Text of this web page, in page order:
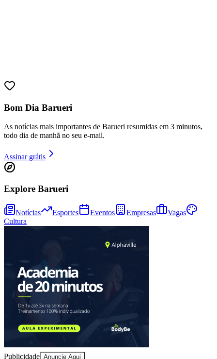
Bom Dia Barueri
As notícias mais importantes de Barueri resumidas em 3 minutos,
todo dia de manhã no seu e-mail.
Assinar grátis
Explore Barueri
Notícias Esportes Eventos Empresas
Vagas
Cultura
Publicidade Anuncie Aqui